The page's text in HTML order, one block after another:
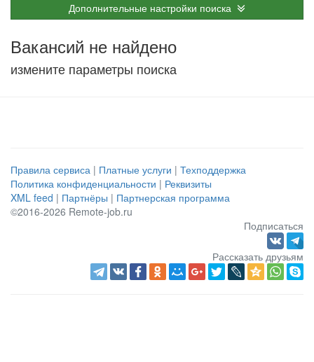
Дополнительные настройки поиска
Вакансий не найдено
измените параметры поиска
Правила сервиса | Платные услуги | Техподдержка
Политика конфиденциальности | Реквизиты
XML feed | Партнёры | Партнерская программа
©2016-2026 Remote-job.ru
Подписаться
Рассказать друзьям